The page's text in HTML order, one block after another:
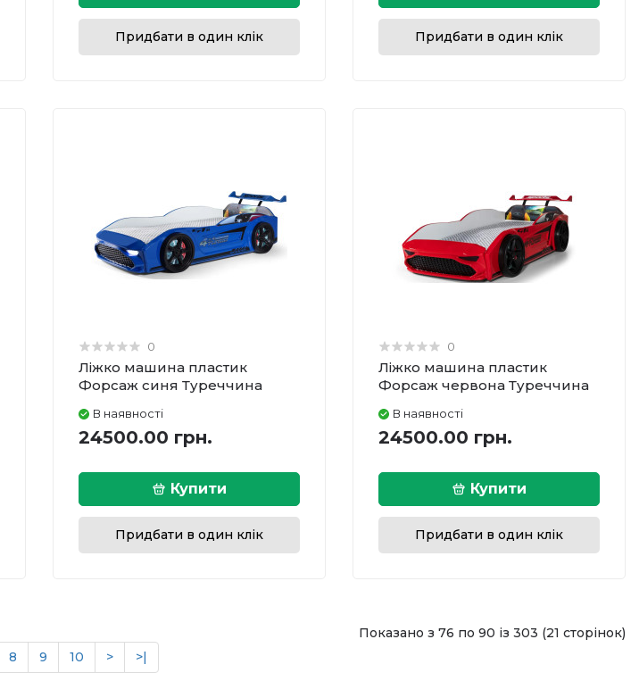
Придбати в один клік Придбати в один клік
0
Ліжко машина пластик
Форсаж синя Туреччина
В наявності
24500.00 грн.
Купити
Придбати в один клік
0
Ліжко машина пластик
Форсаж червона Туреччина
В наявності
24500.00 грн.
Купити
Придбати в один клік
8 9 10 > >|
Показано з 76 по 90 із 303 (21 сторінок)